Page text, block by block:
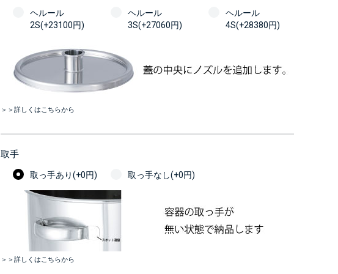
ヘルール
2S(+23100円)
ヘルール
3S(+27060円)
ヘルール
4S(+28380円)
＞＞詳しくはこちらから
取手
取っ手あり(+0円) 取っ手なし(+0円)
＞＞詳しくはこちらから